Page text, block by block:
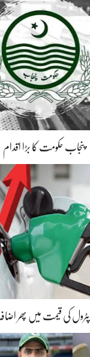
پنجاب حکومت کا بڑا اقدام
پٹرول کی قیمت میں پھر اضافہ